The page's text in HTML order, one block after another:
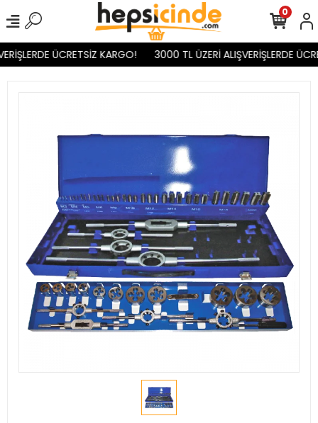
ÜCRETSİZ KARGO! 3000 TL ÜZERİ ALIŞVERİŞLERDE
0